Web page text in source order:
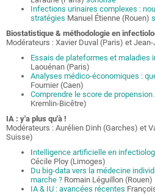
Infections urinaires complexes :
stratégies Manuel Étienne (Rouen)
Biostatistique & méthodologie en
Modérateurs : Xavier Duval (Paris) et
Essais de plateformes et maladies
Laouénan (Paris)
Analyses médico-économiques :
Fournier (Caen)
Comprendre le score de propension
Kremlin-Bicêtre)
IA : y'a plus qu'à !
Modérateurs : Aurélien Dinh (Garches) et
Suisse)
Intelligence artificielle en
Cécile Ploy (Limoges)
Du big-data vers la médecine
marche ? Romain Léguillon (Rouen)
IA & IU : avancées récentes